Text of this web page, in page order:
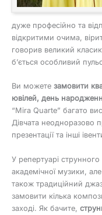
дуже професійно та
відкритими очима,
говорив великий
б’ється особливий
Ви можете замовити
ювілей, день
“Mira Quarte” багато
Дівчата неодноразово
презентації та інші
У репертуарі
академічної музики,
також традиційний
замовити кілька
заході. Як бачите,